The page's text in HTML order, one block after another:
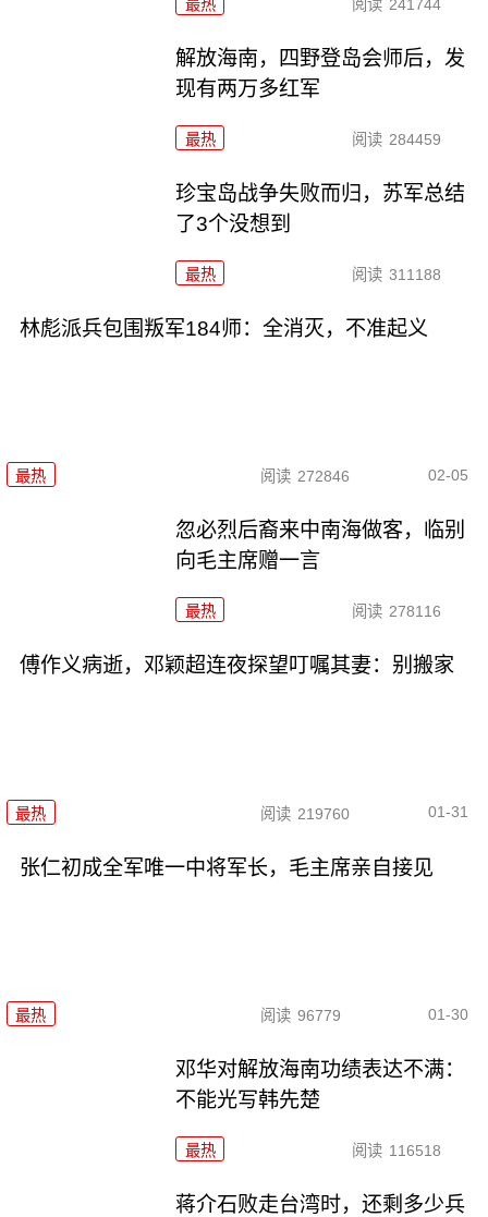
最热 阅读 241744
解放海南，四野登岛会师后，发
现有两万多红军
最热 阅读 284459
珍宝岛战争失败而归，苏军总结
了3个没想到
最热 阅读 311188
林彪派兵包围叛军184师：全消灭，不准起义
最热 阅读 272846 02-05
忽必烈后裔来中南海做客，临别
向毛主席赠一言
最热 阅读 278116
傅作义病逝，邓颖超连夜探望叮嘱其妻：别搬家
最热 阅读 219760 01-31
张仁初成全军唯一中将军长，毛主席亲自接见
最热 阅读 96779 01-30
邓华对解放海南功绩表达不满：
不能光写韩先楚
最热 阅读 116518
蒋介石败走台湾时，还剩多少兵